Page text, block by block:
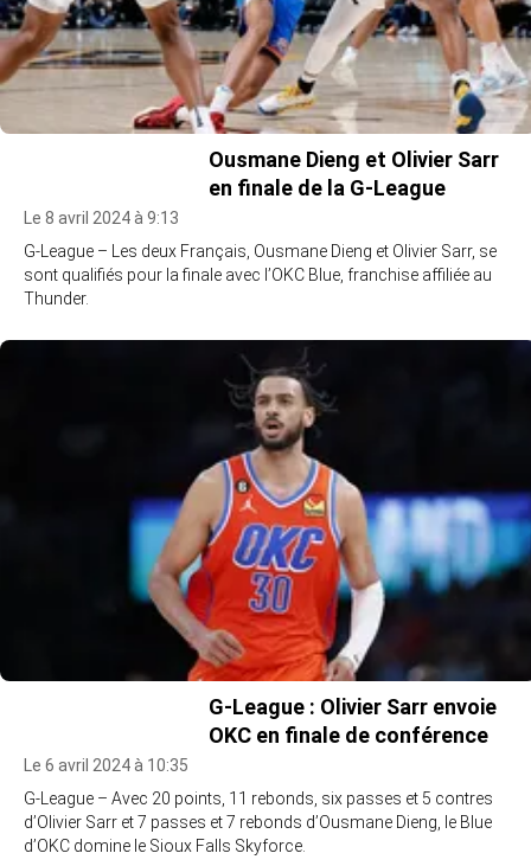
Ousmane Dieng et Olivier Sarr
en finale de la G-League
Le 8 avril 2024 à 9:13
G-League – Les deux Français, Ousmane Dieng et Olivier Sarr, se
sont qualifiés pour la finale avec l’OKC Blue, franchise affiliée au
Thunder.
G-League : Olivier Sarr envoie
OKC en finale de conférence
Le 6 avril 2024 à 10:35
G-League – Avec 20 points, 11 rebonds, six passes et 5 contres
d’Olivier Sarr et 7 passes et 7 rebonds d’Ousmane Dieng, le Blue
d’OKC domine le Sioux Falls Skyforce.